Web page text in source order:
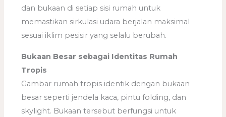
dan bukaan di setiap sisi rumah untuk
memastikan sirkulasi udara berjalan maksimal
sesuai iklim pesisir yang selalu berubah.
Bukaan Besar sebagai Identitas Rumah
Tropis
Gambar rumah tropis identik dengan bukaan
besar seperti jendela kaca, pintu folding, dan
skylight. Bukaan tersebut berfungsi untuk